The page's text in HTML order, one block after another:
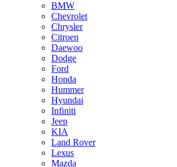
BMW
Chevrolet
Chrysler
Citroen
Daewoo
Dodge
Ford
Honda
Hummer
Hyundai
Infiniti
Jeep
KIA
Land Rover
Lexus
Mazda